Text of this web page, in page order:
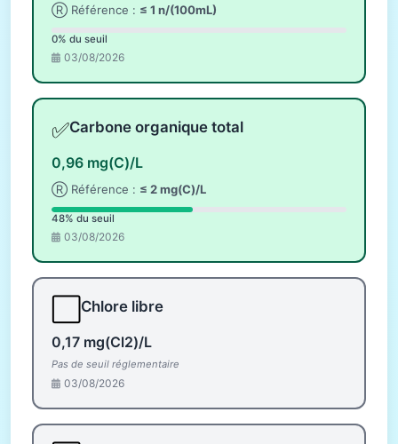
Ⓡ Référence : ≤ 1 n/(100mL)
0% du seuil
03/08/2026
✅Carbone organique total
0,96 mg(C)/L
Ⓡ Référence : ≤ 2 mg(C)/L
48% du seuil
03/08/2026
Chlore libre
0,17 mg(Cl2)/L
Pas de seuil réglementaire
03/08/2026